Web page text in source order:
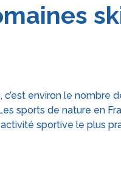
c’est environ le nombre
sports de nature en
sportive le plus